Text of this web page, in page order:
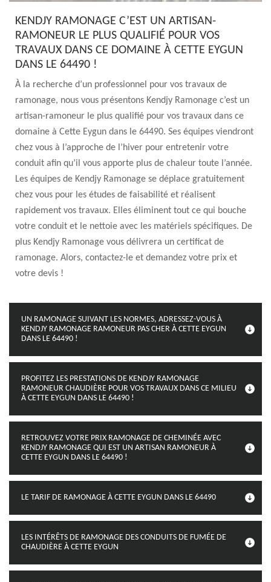
KENDJY RAMONAGE C’EST UN ARTISAN-
RAMONEUR LE PLUS QUALIFIÉ POUR VOS
TRAVAUX DANS CE DOMAINE À CETTE EYGUN
DANS LE 64490 !
À la recherche d’un professionnel pour vos travaux de
ramonage, nous vous présentons Kendjy Ramonage c’est un
artisan-ramoneur le plus qualifié pour vos travaux dans ce
domaine à Cette Eygun dans le 64490. Ses équipes viendront
chez vous à l’approche de l’hiver pour entretenir votre
conduit afin qu’il vous apporte plus de chaleur toute l’année.
Les équipes de Kendjy Ramonage se déplace gratuitement
chez vous pour les études de faisabilité et réalisent
rapidement vos travaux. Elles éliminent tout ce qui bouche
votre conduit et le nettoie avec les matériels spécifiques. De
plus Kendjy Ramonage vous délivrera un certificat de
ramonage. Alors, contactez-le et demandez votre prix et
votre devis !
UN RAMONAGE SUIVANT LES NORMES, ADRESSEZ-VOUS À
KENDJY RAMONAGE RAMONEUR PAS CHER À CETTE EYGUN
DANS LE 64490 !
PROFITEZ LES PRESTATIONS DE KENDJY RAMONAGE
RAMONEUR CHAUDIÈRE POUR VOS TRAVAUX DANS CE MILIEU
À CETTE EYGUN DANS LE 64490 !
RETROUVEZ VOTRE PRIX RAMONAGE DE CHEMINÉE AVEC
KENDJY RAMONAGE QUI EST UN ARTISAN RAMONEUR À
CETTE EYGUN DANS LE 64490 !
LE TARIF DE RAMONAGE À CETTE EYGUN DANS LE 64490
LES INTÉRÊTS DE RAMONAGE DES CONDUITS DE FUMÉE DE
CHAUDIÈRE À CETTE EYGUN